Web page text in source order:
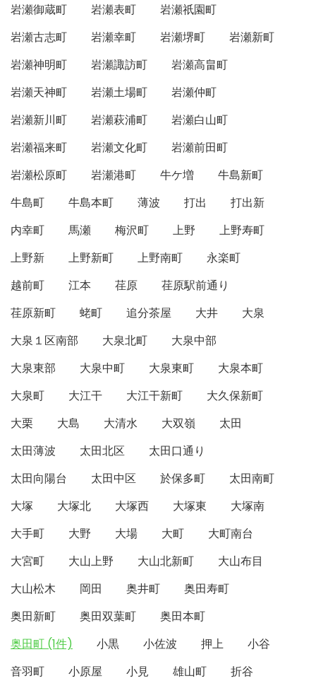
岩瀬御蔵町
岩瀬表町
岩瀬祇園町
岩瀬古志町
岩瀬幸町 岩瀬堺町
岩瀬新町
岩瀬神明町
岩瀬諏訪町
岩瀬高畠町
岩瀬天神町
岩瀬土場町
岩瀬仲町
岩瀬新川町
岩瀬萩浦町
岩瀬白山町
岩瀬福来町
岩瀬文化町
岩瀬前田町
岩瀬松原町
岩瀬港町 牛ケ増
牛島新町
牛島町
牛島本町 薄波 打出
打出新
内幸町
馬瀬 梅沢町 上野
上野寿町
上野新
上野新町 上野南町
永楽町
越前町
江本 荏原
荏原駅前通り
荏原新町
蛯町 追分茶屋 大井
大泉
大泉１区南部
大泉北町
大泉中部
大泉東部
大泉中町 大泉東町
大泉本町
大泉町
大江干 大江干新町
大久保新町
大栗
大島 大清水 大双嶺
太田
太田薄波
太田北区
太田口通り
太田向陽台
太田中区 於保多町
太田南町
大塚
大塚北 大塚西 大塚東
大塚南
大手町
大野 大場 大町
大町南台
大宮町
大山上野 大山北新町
大山布目
大山松木
岡田 奥井町
奥田寿町
奥田新町
奥田双葉町
奥田本町
奥田町 (1件)
小黒 小佐波 押上
小谷
音羽町
小原屋 小見 雄山町
折谷